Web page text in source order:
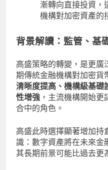
漸轉向直接投資，
機構對加密資產的
背景解讀：監管、基
高盛策略的轉變，是更廣
期傳統金融機構對加密貨
清晰度提高、機構級基礎
性增強 ，主流機構開始
合中的角色。
高盛此時選擇顯著增加持
識：數字資產將在未來金
其長期前景可能比過去更